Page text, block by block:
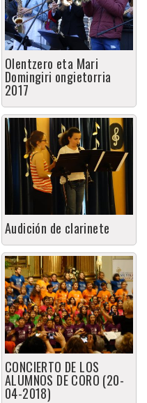
Olentzero eta Mari
Domingiri ongietorria
2017
Audición de clarinete
CONCIERTO DE LOS
ALUMNOS DE CORO (20-
04-2018)